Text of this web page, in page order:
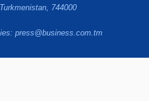
744000
press@business.com.tm